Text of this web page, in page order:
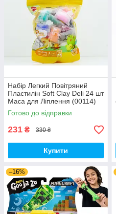
Набір Легкий Повітряний
Пластилін Soft Clay Deli 24 шт
Маса для Ліплення (00114)
Готово до відправки
231 ₴ 330 ₴
Купити
–16%